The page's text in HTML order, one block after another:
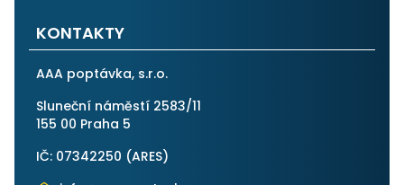
KONTAKTY
AAA poptávka, s.r.o.
Sluneční náměstí 2583/11
155 00 Praha 5
IČ: 07342250 (ARES)